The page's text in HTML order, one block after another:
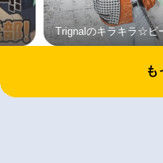
Trignalのキラキラ☆ビ
も